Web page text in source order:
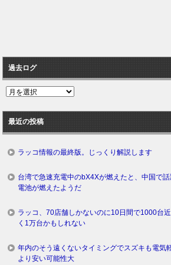
過去ログ
過
ロ
グ
最近の投稿
ラッコ情報の最終版。じっくり解説します
台湾で急速充電中のbX4Xが燃えたと、中国で話
電池が燃えたようだ
ラッコ、70店舗しかないのに10日間で1000台
く1万台かもしれない
年内のそう遠くないタイミングでスズキも電気
より安い可能性大